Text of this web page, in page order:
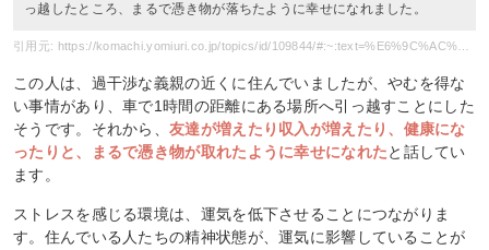
っ越したところ、まるで憑き物が落ちたように幸せになれました。
この人は、過干渉な義親の近くに住んでいましたが、やむを得な
い事情があり、車で1時間の距離にある場所へ引っ越すことにした
そうです。それから、友達が増えたり収入が増えたり、健康にな
ったりと、まるで憑き物が取れたように幸せになれたと話してい
ます。
ストレスを感じる環境は、運気を低下させることにつながりま
す。住んでいる人たちの精神状態が、運気に影響していることが